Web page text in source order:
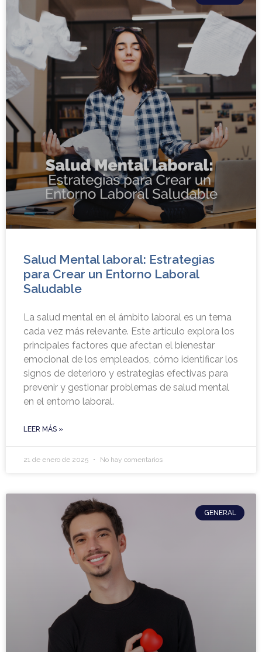
Salud Mental laboral: Estrategias
para Crear un Entorno Laboral
Saludable
La salud mental en el ámbito laboral es un tema
cada vez más relevante. Este artículo explora los
principales factores que afectan el bienestar
emocional de los empleados, cómo identificar los
signos de deterioro y estrategias efectivas para
prevenir y gestionar problemas de salud mental
en el entorno laboral.
LEER MÁS »
21 de enero de 2025 No hay comentarios
GENERAL